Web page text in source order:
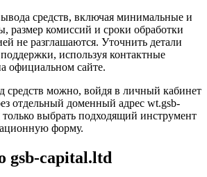
средств, включая минимальные и
размер комиссий и сроки обработки
не разглашаются. Уточнить детали
используя контактные
официальном сайте.
средств можно, войдя в личный кабинет
отдельный доменный адрес wt.gsb-
только выбрать подходящий инструмент
форму.
gsb-capital.ltd